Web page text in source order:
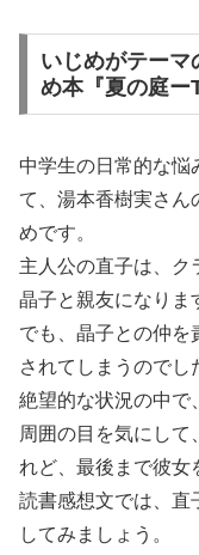
いじめがテーマ
め本『夏の庭ー
中学生の日常的な悩
て、湯本香樹実さん
めです。
主人公の直子は、ク
晶子と親友になりま
でも、晶子との仲を
されてしまうのでし
絶望的な状況の中で
周囲の目を気にして
れど、最後まで彼女
読書感想文では、直
してみましょう。